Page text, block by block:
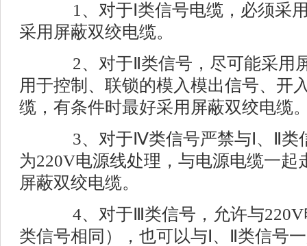
1、对于Ⅰ类信号电缆，必须采
采用屏蔽双绞电缆。
2、对于Ⅱ类信号，尽可能采用
用于控制、联锁的模入模出信号、开
缆，有条件时最好采用屏蔽双绞电缆
3、对于Ⅳ类信号严禁与Ⅰ、Ⅱ类
为220V电源线处理，与电源电缆一起
屏蔽双绞电缆。
4、对于Ⅲ类信号，允许与220V
类信号相同），也可以与Ⅰ、Ⅱ类信号